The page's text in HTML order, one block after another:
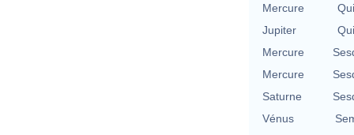
Mercure
Jupiter
Mercure
Mercure
Saturne
Vénus